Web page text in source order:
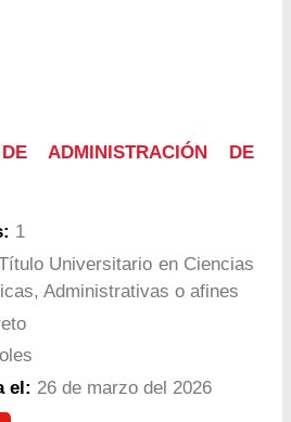
ADMINISTRACIÓN DE
1
Universitario en Ciencias
Administrativas o afines
el: 26 de marzo del 2026